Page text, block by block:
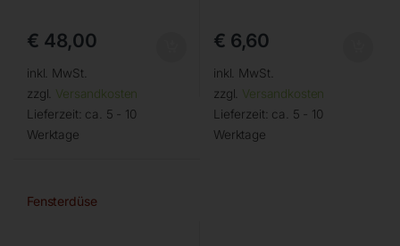
€ 48,00
inkl. MwSt.
zzgl. Versandkosten
Lieferzeit: ca. 5 - 10
Werktage
€ 6,60
inkl. MwSt.
zzgl. Versandkosten
Lieferzeit: ca. 5 - 10
Werktage
Fensterdüse